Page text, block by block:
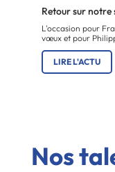
Retour sur notre
L'occasion pour
vœux et pour
LIRE L'ACTU
Nos